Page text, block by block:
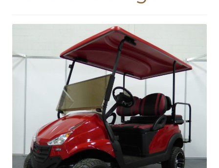
Location
À propos
Carrières
Quadriporteurs